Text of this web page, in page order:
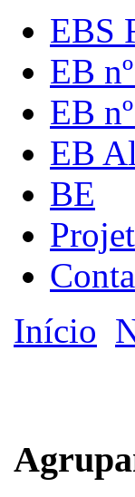
EBS
EB
EB
EB
BE
Início